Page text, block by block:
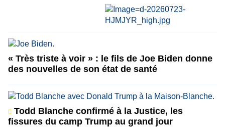
« Très triste à voir » : le fils de Joe Biden donne
des nouvelles de son état de santé
Todd Blanche confirmé à la Justice, les
fissures du camp Trump au grand jour